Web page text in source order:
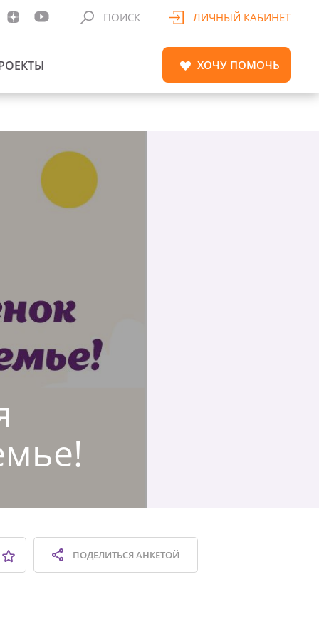
ПОИСК ЛИЧНЫЙ КАБИНЕТ
ХОЧУ ПОМОЧЬ
ПОДЕЛИТЬСЯАНКЕТОЙ